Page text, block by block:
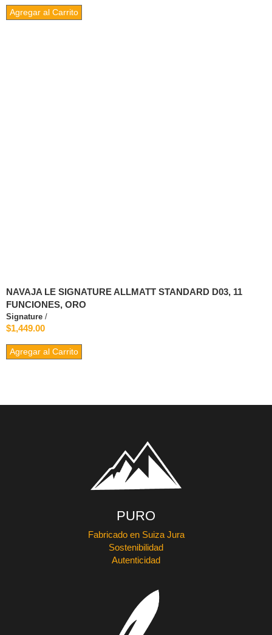
Agregar al Carrito
NAVAJA LE SIGNATURE ALLMATT STANDARD D03, 11
FUNCIONES, ORO
Signature /
$1,449.00
Agregar al Carrito
PURO
Fabricado en Suiza Jura
Sostenibilidad
Autenticidad